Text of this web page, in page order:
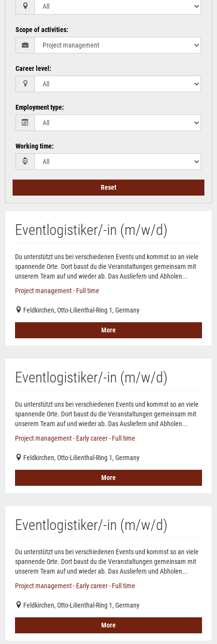
Scope of activities:
Career level :
Employment type:
Working time:
Reset
Eventlogistiker/-in (m/w/d)
Du unterstützt uns bei verschiedenen Events und kommst so an viele
spannende Orte. Dort baust du die Veranstaltungen gemeinsam mit
unserem Team auf und wieder ab. Das Ausliefern und Abholen...
Project management - Full time
Feldkirchen, Otto-Lilienthal-Ring 1, Germany
More
Eventlogistiker/-in (m/w/d)
Du unterstützt uns bei verschiedenen Events und kommst so an viele
spannende Orte. Dort baust du die Veranstaltungen gemeinsam mit
unserem Team auf und wieder ab. Das Ausliefern und Abholen...
Project management - Early career - Full time
Feldkirchen, Otto-Lilienthal-Ring 1, Germany
More
Eventlogistiker/-in (m/w/d)
Du unterstützt uns bei verschiedenen Events und kommst so an viele
spannende Orte. Dort baust du die Veranstaltungen gemeinsam mit
unserem Team auf und wieder ab. Das Ausliefern und Abholen...
Project management - Early career - Full time
Feldkirchen, Otto-Lilienthal-Ring 1, Germany
More